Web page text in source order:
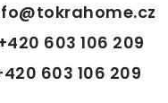
@tokrahome.cz
603 106 209
603 106 209